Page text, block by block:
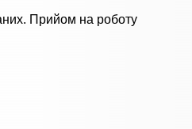
Прийом на роботу